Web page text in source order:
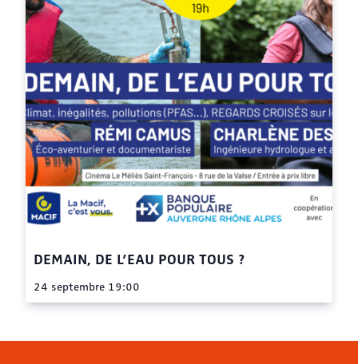
DEMAIN, DE L’EAU POUR TOUS ?
24 septembre 19:00